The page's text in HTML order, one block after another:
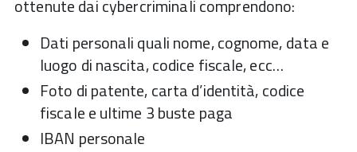
ottenute dai cybercriminali comprendono:
Dati personali quali nome, cognome, data e
luogo di nascita, codice fiscale, ecc…
Foto di patente, carta d’identità, codice
fiscale e ultime 3 buste paga
IBAN personale